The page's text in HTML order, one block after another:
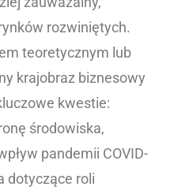
rozwiniętych.
teoretycznym lub
krajobraz biznesowy
kwestie:
środowiska,
pandemii COVID-
dotyczące roli